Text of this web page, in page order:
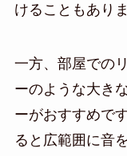
けることもあり
一方、部屋での
ーのような大き
ーがおすすめで
ると広範囲に音